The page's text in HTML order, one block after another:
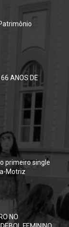
ANOS DE
primeiro single
Motriz
NO